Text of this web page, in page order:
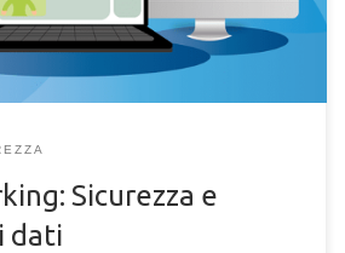
Sicurezza e
dati